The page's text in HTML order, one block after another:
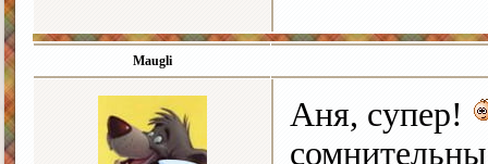
Maugli
Аня, супер!